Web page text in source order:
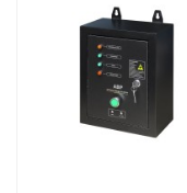
от 5 до 8 кВт,
При
производит
Рабочий